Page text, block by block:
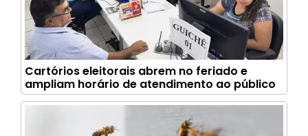
Cartórios eleitorais abrem no feriado e
ampliam horário de atendimento ao público